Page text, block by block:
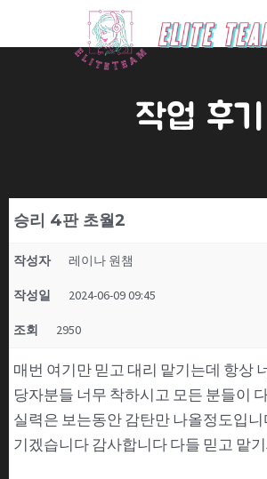
작업 후기
승리 4판 초월2
작성자 레이나 원챔
작성일 2024-06-09 09:45
조회 2950
매번 여기만 믿고 대리 맡기는데 항상
당자분들 너무 착하시고 모든 분들이
실력은 보는동안 감탄만 나올정도입
기겠습니다 감사합니다 다들 믿고 맡